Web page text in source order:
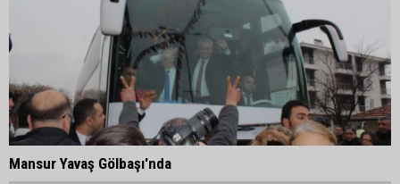
Mansur Yavaş Gölbaşı'nda